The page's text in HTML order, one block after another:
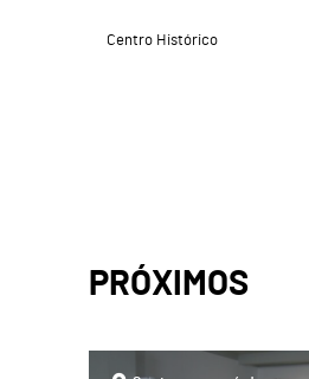
Centro Histórico
PRÓXIMOS
page